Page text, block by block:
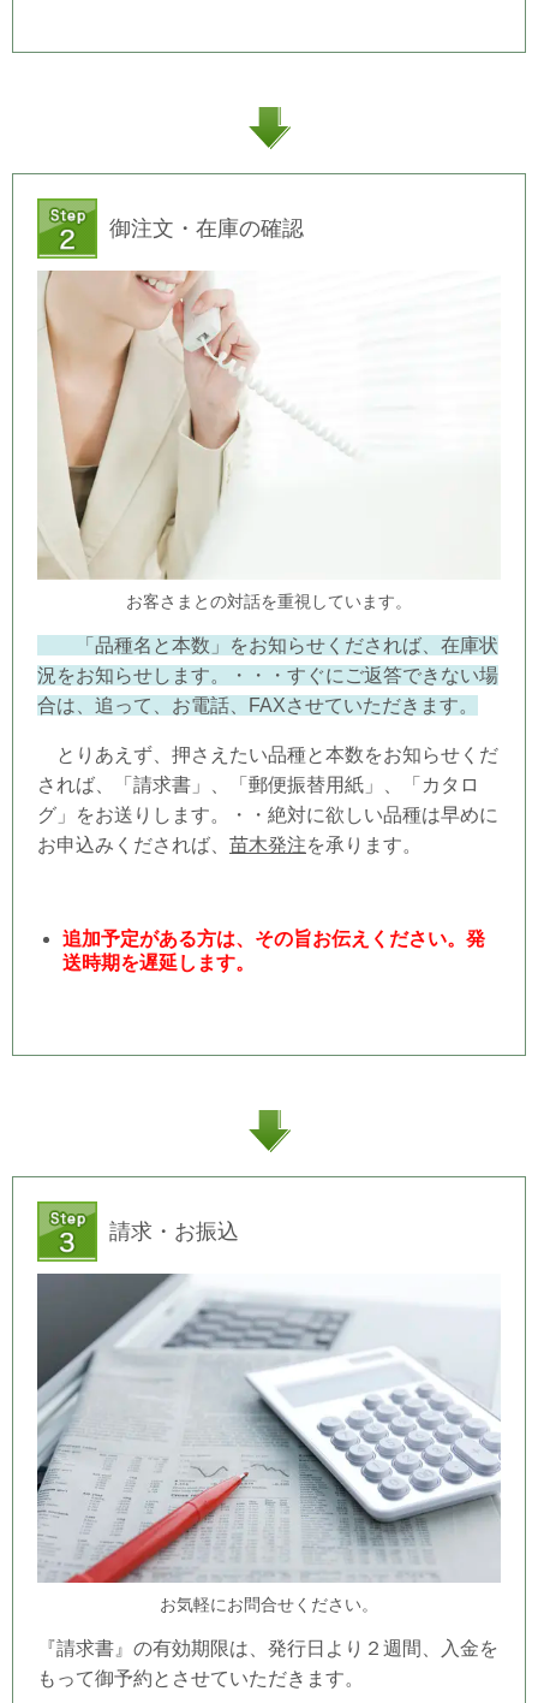
御注文・在庫の確認
お客さまとの対話を重視しています。
「品種名と本数」をお知らせくだされば、在庫状
況をお知らせします。・・・すぐにご返答できない場
合は、追って、お電話、FAXさせていただきます。
とりあえず、押さえたい品種と本数をお知らせくだ
されば、「請求書」、「郵便振替用紙」、「カタロ
グ」をお送りします。・・絶対に欲しい品種は早めに
お申込みくだされば、 苗木発注を承ります。
追加予定がある方は、その旨お伝えください。発
送時期を遅延します。
請求・お振込
お気軽にお問合せください。
『請求書』の有効期限は、発行日より２週間、入金を
もって御予約とさせていただきます。